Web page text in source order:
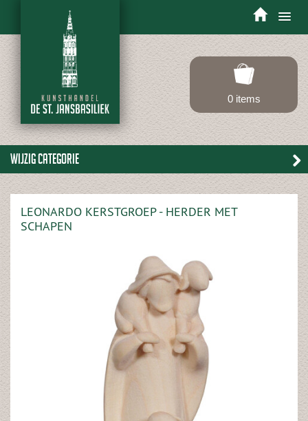
Toggle
0 items
Wijzig categorie
LEONARDO KERSTGROEP - HERDER MET
SCHAPEN